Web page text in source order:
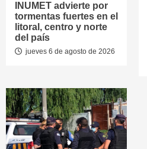
INUMET advierte por
tormentas fuertes en el
litoral, centro y norte
del país
jueves 6 de agosto de 2026